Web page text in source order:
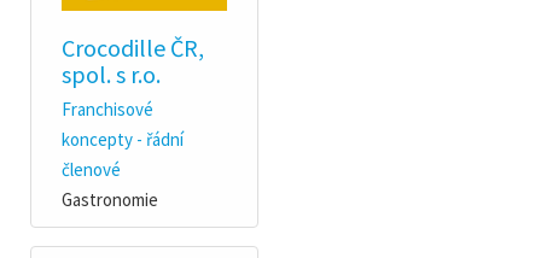
Crocodille ČR,
spol. s r.o.
Franchisové
koncepty - řádní
členové
Gastronomie